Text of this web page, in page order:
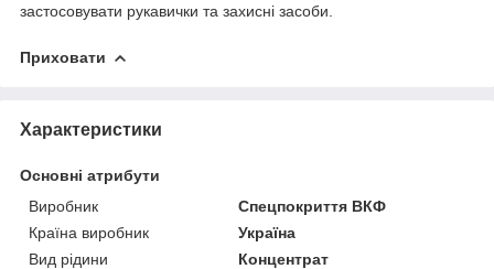
застосовувати рукавички та захисні засоби.
Приховати
Характеристики
Основні атрибути
Виробник
Спецпокриття ВКФ
Країна виробник
Україна
Вид рідини
Концентрат